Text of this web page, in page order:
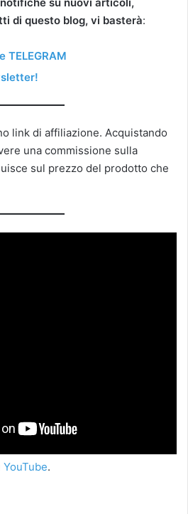
di questo blog, vi basterà:
TELEGRAM
link di affiliazione. Acquistando
una commissione sulla
sul prezzo del prodotto che
.